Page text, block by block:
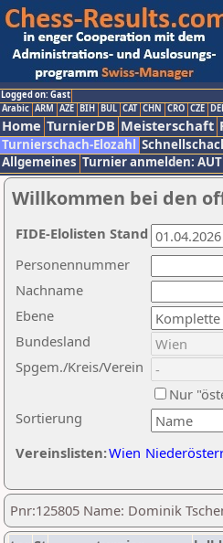
Logged on: Gast
Arabic ARM AZE BIH BUL CAT CHN CRO CZE
Home TurnierDB Meisterschaft
Turnierschach-Elozahl
Allgemeines Turnier anmelden: AUT
Willkommen bei den
Nachname
Ebene
Sortierung
Personennummer
Bundesland
Spgem./Kreis/Verein
Nur
Vereinslisten:Wien
FIDE-Elolisten Stand
Pnr:125805 Name: Dominik